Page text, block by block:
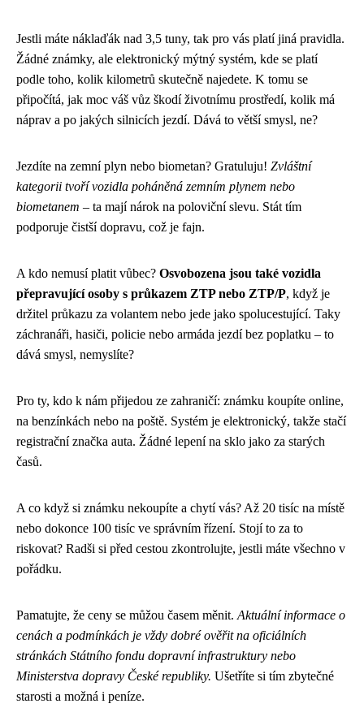
Jestli máte náklaďák nad 3,5 tuny, tak pro vás platí jiná pravidla.
Žádné známky, ale elektronický mýtný systém, kde se platí
podle toho, kolik kilometrů skutečně najedete. K tomu se
připočítá, jak moc váš vůz škodí životnímu prostředí, kolik má
náprav a po jakých silnicích jezdí. Dává to větší smysl, ne?
Jezdíte na zemní plyn nebo biometan? Gratuluju! Zvláštní
kategorii tvoří vozidla poháněná zemním plynem nebo
biometanem – ta mají nárok na poloviční slevu. Stát tím
podporuje čistší dopravu, což je fajn.
A kdo nemusí platit vůbec? Osvobozena jsou také vozidla
přepravující osoby s průkazem ZTP nebo ZTP/P, když je
držitel průkazu za volantem nebo jede jako spolucestující. Taky
záchranáři, hasiči, policie nebo armáda jezdí bez poplatku – to
dává smysl, nemyslíte?
Pro ty, kdo k nám přijedou ze zahraničí: známku koupíte online,
na benzínkách nebo na poště. Systém je elektronický, takže stačí
registrační značka auta. Žádné lepení na sklo jako za starých
časů.
A co když si známku nekoupíte a chytí vás? Až 20 tisíc na místě
nebo dokonce 100 tisíc ve správním řízení. Stojí to za to
riskovat? Radši si před cestou zkontrolujte, jestli máte všechno v
pořádku.
Pamatujte, že ceny se můžou časem měnit. Aktuální informace o
cenách a podmínkách je vždy dobré ověřit na oficiálních
stránkách Státního fondu dopravní infrastruktury nebo
Ministerstva dopravy České republiky. Ušetříte si tím zbytečné
starosti a možná i peníze.